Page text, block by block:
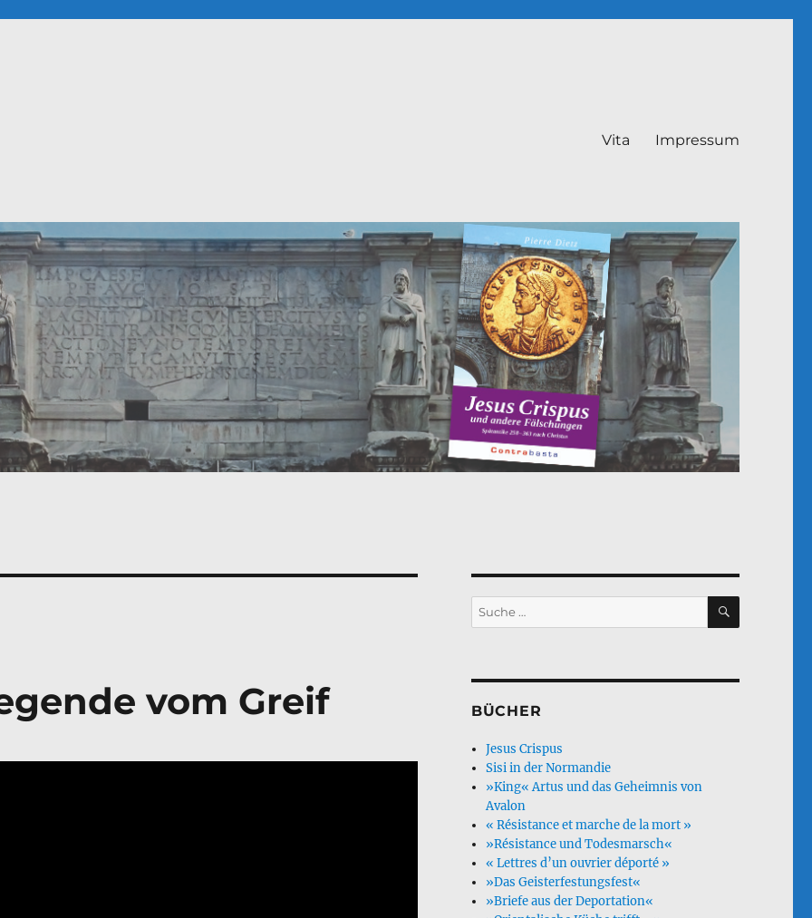
Vita Impressum
vom Greif
Suche
nach:
SUCHEN
BÜCHER
Jesus Crispus
Sisi in der Normandie
»King« Artus und das Geheimnis von
Avalon
« Résistance et marche de la mort »
»Résistance und Todesmarsch«
« Lettres d’un ouvrier déporté »
»Das Geisterfestungsfest«
»Briefe aus der Deportation«